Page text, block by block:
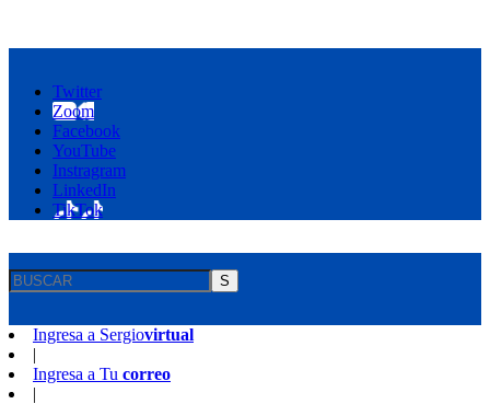
Twitter
Zoom
Facebook
YouTube
Instragram
LinkedIn
TikTok
S
Ingresa a Sergiovirtual
|
Ingresa a Tu correo
|